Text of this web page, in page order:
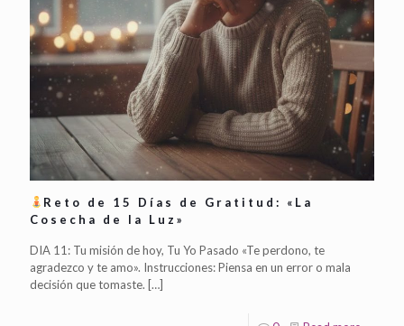
Reto de 15 Días de Gratitud: «La
Cosecha de la Luz»
DIA 11: Tu misión de hoy, Tu Yo Pasado «Te perdono, te
agradezco y te amo». Instrucciones: Piensa en un error o mala
decisión que tomaste. […]